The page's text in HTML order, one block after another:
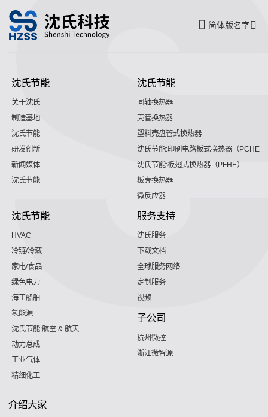
简体版名字
沈氏节能
关于沈氏
制造基地
沈氏节能
研发创新
新闻媒体
沈氏节能
沈氏节能
同轴换热器
壳管换热器
塑料壳盘管式换热器
沈氏节能:印刷电路板式换热器（PCHE）
沈氏节能:板翅式换热器（PFHE）
板壳换热器
微反应器
沈氏节能
HVAC
冷链/冷藏
家电/食品
绿色电力
海工船舶
氢能源
沈氏节能:航空 & 航天
动力总成
工业气体
精细化工
服务支持
沈氏服务
下载文档
全球服务网络
定制服务
视频
子公司
杭州微控
浙江微智源
介绍大家